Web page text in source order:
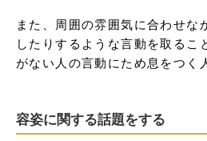
また、周囲の雰囲気に合わせな
したりするような言動を取るこ
がない人の言動にため息をつく
容姿に関する話題をする